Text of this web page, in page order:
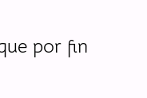
por fin